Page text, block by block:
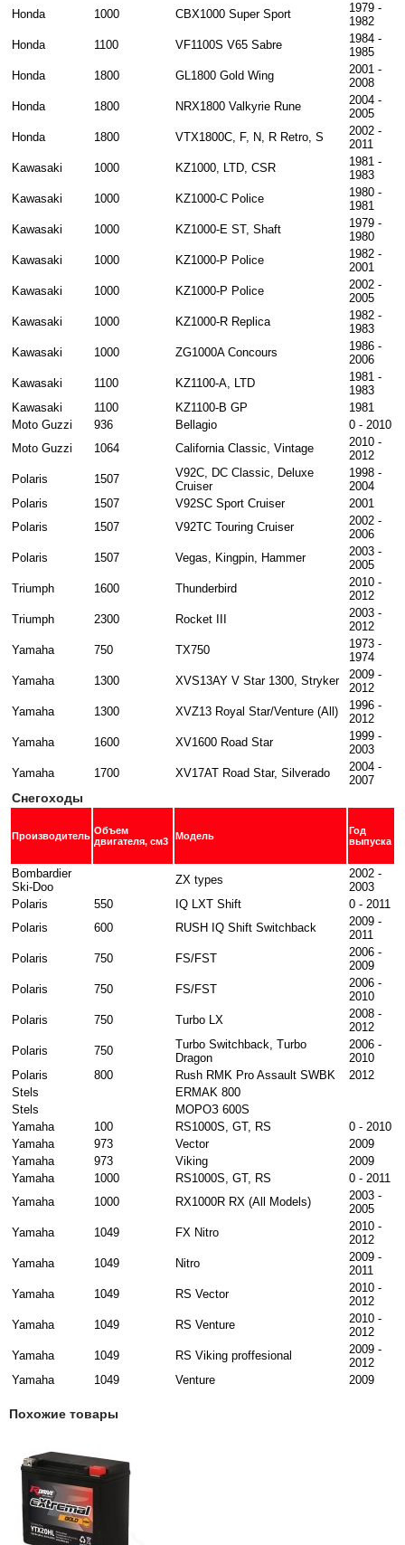
Honda 1000 CBX1000 Super Sport
1979 -
1982
Honda
1100 VF1100S V65 Sabre
1984 -
1985
Honda
1800 GL1800 Gold Wing
2001 -
2008
Honda
1800 NRX1800 Valkyrie Rune
2004 -
2005
Honda
1800 VTX1800C, F, N, R Retro, S
2002 -
2011
Kawasaki
1000 KZ1000, LTD, CSR
1981 -
1983
Kawasaki
1000 KZ1000-C Police
1980 -
1981
Kawasaki
1000 KZ1000-E ST, Shaft
1979 -
1980
Kawasaki
1000 KZ1000-P Police
1982 -
2001
Kawasaki
1000 KZ1000-P Police
2002 -
2005
Kawasaki
1000 KZ1000-R Replica
1982 -
1983
Kawasaki
1000 ZG1000A Concours
1986 -
2006
Kawasaki
1100 KZ1100-A, LTD
1981 -
1983
Kawasaki
1100 KZ1100-B GP
1981
Moto Guzzi
936 Bellagio
0 - 2010
Moto Guzzi
1064 California Classic, Vintage
2010 -
2012
Polaris
1507
V92C, DC Classic, Deluxe
Cruiser
1998 -
2004
Polaris
1507 V92SC Sport Cruiser
2001
Polaris
1507 V92TC Touring Cruiser
2002 -
2006
Polaris
1507 Vegas, Kingpin, Hammer
2003 -
2005
Triumph
1600 Thunderbird
2010 -
2012
Triumph
2300 Rocket III
2003 -
2012
Yamaha
750 TX750
1973 -
1974
Yamaha
1300 XVS13AY V Star 1300, Stryker
2009 -
2012
Yamaha
1300 XVZ13 Royal Star/Venture (All)
1996 -
2012
Yamaha
1600 XV1600 Road Star
1999 -
2003
Yamaha
1700 XV17AT Road Star, Silverado
2004 -
2007
Снегоходы
Производитель Объем
двигателя, см3
Модель
Год
выпуска
Bombardier
Ski-Doo
ZX types
2002 -
2003
Polaris
550 IQ LXT Shift
0 - 2011
Polaris
600 RUSH IQ Shift Switchback
2009 -
2011
Polaris
750 FS/FST
2006 -
2009
Polaris
750 FS/FST
2006 -
2010
Polaris
750 Turbo LX
2008 -
2012
Polaris
750
Turbo Switchback, Turbo
Dragon
2006 -
2010
Polaris
800 Rush RMK Pro Assault SWBK
2012
Stels
ERMAK 800
Stels
МОРОЗ 600S
Yamaha
100 RS1000S, GT, RS
0 - 2010
Yamaha
973 Vector
2009
Yamaha
973 Viking
2009
Yamaha
1000 RS1000S, GT, RS
0 - 2011
Yamaha
1000 RX1000R RX (All Models)
2003 -
2005
Yamaha
1049 FX Nitro
2010 -
2012
Yamaha
1049 Nitro
2009 -
2011
Yamaha
1049 RS Vector
2010 -
2012
Yamaha
1049 RS Venture
2010 -
2012
Yamaha
1049 RS Viking proffesional
2009 -
2012
Yamaha
1049 Venture 2009
Похожие товары